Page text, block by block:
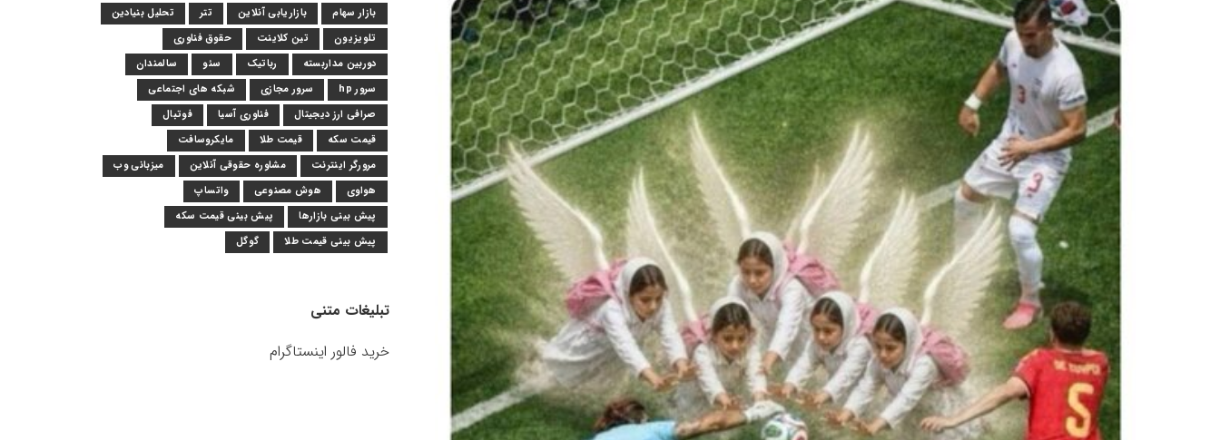
بازار سهام
بازاریابی آنلاین تتر
تحلیل بنیادین
تلویزیون
تین کلاینت
حقوق فناوری
دوربین مداربسته
رباتیک سئو
سالمندان
سرور hp
سرور مجازی
شبکه های اجتماعی
صرافی ارز دیجیتال
فناوری آسیا
فوتبال
قیمت سکه
قیمت طلا
مایکروسافت
مرورگر اینترنت
مشاوره حقوقی آنلاین
میزبانی وب
هواوی
هوش مصنوعی
واتساپ
پیش بینی بازارها
پیش بینی قیمت سکه
پیش بینی قیمت طلا
گوگل
تبلیغات متنی
خرید فالور اینستاگرام